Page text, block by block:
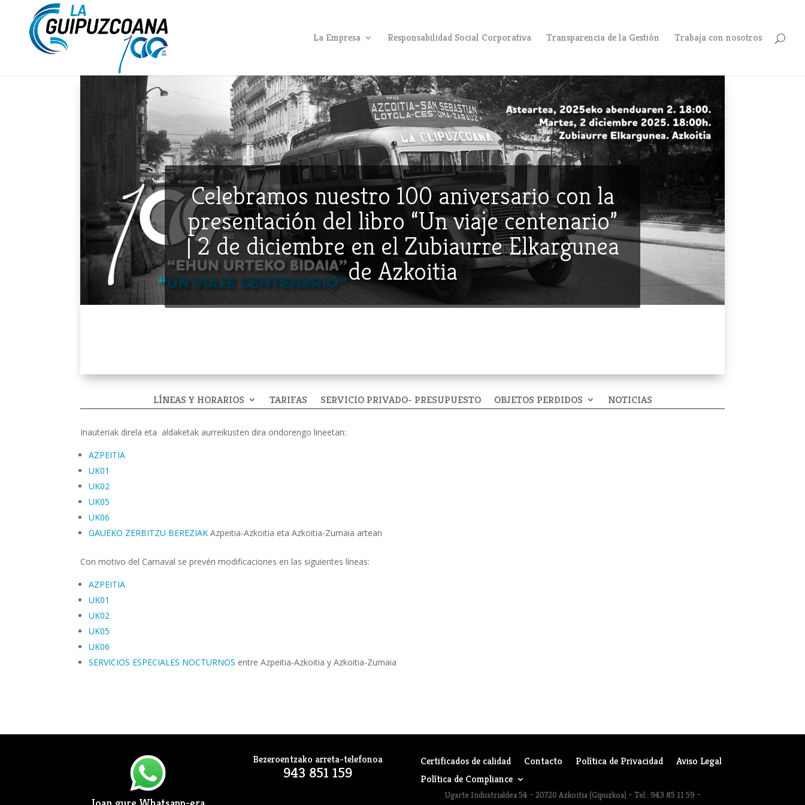
La Empresa Responsabilidad Social Corporativa Transparencia de la Gestión Trabaja con nosotros
Celebramos nuestro 100 aniversario con la
presentación del libro “Un viaje centenario”
| 2 de diciembre en el Zubiaurre Elkargunea
de Azkoitia
LÍNEAS Y HORARIOS TARIFAS SERVICIO PRIVADO- PRESUPUESTO OBJETOS PERDIDOS NOTICIAS
Inauteriak direla eta aldaketak aurreikusten dira ondorengo lineetan:
AZPEITIA
UK01
UK02
UK05
UK06
GAUEKO ZERBITZU BEREZIAK Azpeitia-Azkoitia eta Azkoitia-Zumaia artean
Con motivo del Carnaval se prevén modificaciones en las siguientes líneas:
AZPEITIA
UK01
UK02
UK05
UK06
SERVICIOS ESPECIALES NOCTURNOS entre Azpeitia-Azkoitia y Azkoitia-Zumaia
Bezeroentzako arreta-telefonoa
943 851 159
Certificados de calidad Contacto Política de Privacidad
Aviso Legal
Política de Compliance
Ugarte Industrialdea 54 – 20720 Azkoitia (Gipuzkoa) – Tel.: 943 85 11 59 –